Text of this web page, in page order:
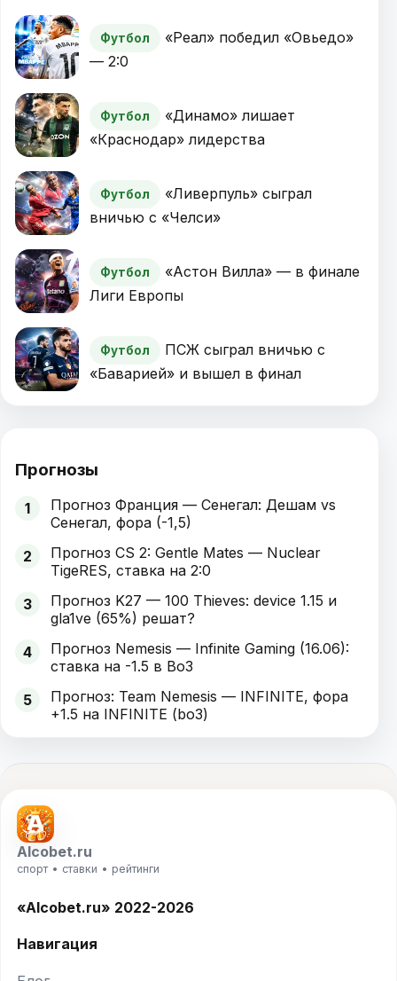
Футбол
«Реал» победил «Овьедо»
— 2:0
Футбол
«Динамо» лишает
«Краснодар» лидерства
Футбол
«Ливерпуль» сыграл
вничью с «Челси»
Футбол
«Астон Вилла» — в финале
Лиги Европы
Футбол
ПСЖ сыграл вничью с
«Баварией» и вышел в финал
Прогнозы
1
Прогноз Франция — Сенегал: Дешам vs
Сенегал, фора (-1,5)
2
Прогноз CS 2: Gentle Mates — Nuclear
TigeRES, ставка на 2:0
3
Прогноз K27 — 100 Thieves: device 1.15 и
gla1ve (65%) решат?
4
Прогноз Nemesis — Infinite Gaming (16.06):
ставка на -1.5 в Bo3
5
Прогноз: Team Nemesis — INFINITE, фора
+1.5 на INFINITE (bo3)
Alcobet.ru
спорт • ставки • рейтинги
«Alcobet.ru» 2022-2026
Навигация